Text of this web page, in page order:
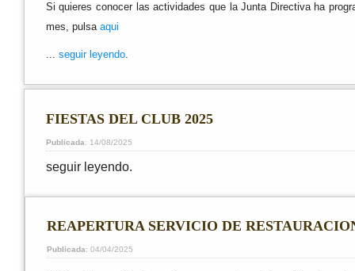
Si quieres conocer las actividades que la Junta Directiva ha
mes, pulsa aqui
seguir leyendo.
FIESTAS DEL CLUB 2025
Publicada: 14/08/2025
seguir leyendo.
REAPERTURA SERVICIO DE
Publicada: 04/04/2025